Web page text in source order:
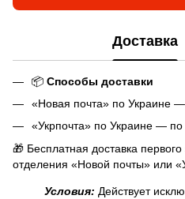
Доставка
📦 Способы доставки
«Новая почта» по Украине
«Укрпочта» по Украине —
🎁 Бесплатная доставка первого
отделения «Новой почты» или
Условия: Действует